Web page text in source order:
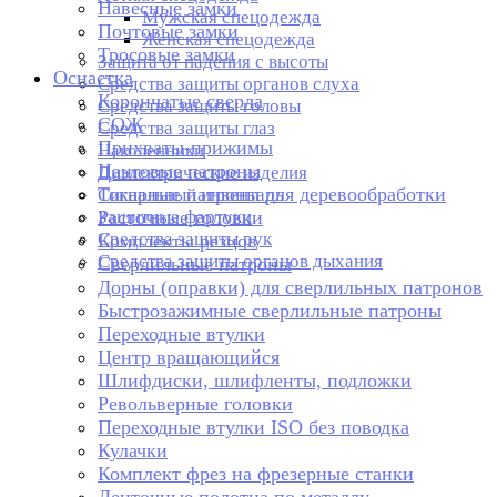
Мужская спецодежда
Женская спецодежда
Защита от падения с высоты
Средства защиты органов слуха
Средства защиты головы
Средства защиты глаз
Наколенники
Диэлектрические изделия
Сигнальный инвентарь
Защитные фартуки
Средства защиты рук
Средства защиты органов дыхания
Навесные замки
Почтовые замки
Тросовые замки
Оснастка
Корончатые сверла
СОЖ
Прихваты-прижимы
Цанговые патроны
Токарные патроны для деревообработки
Расточные головки
Комплекты резцов
Сверлильные патроны
Дорны (оправки) для сверлильных патронов
Быстрозажимные сверлильные патроны
Переходные втулки
Центр вращающийся
Шлифдиски, шлифленты, подложки
Револьверные головки
Переходные втулки ISO без поводка
Кулачки
Комплект фрез на фрезерные станки